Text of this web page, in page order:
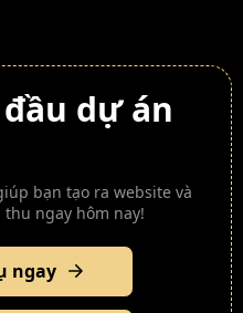
dự án
bạn tạo ra website và
ngay hôm nay!
ngay